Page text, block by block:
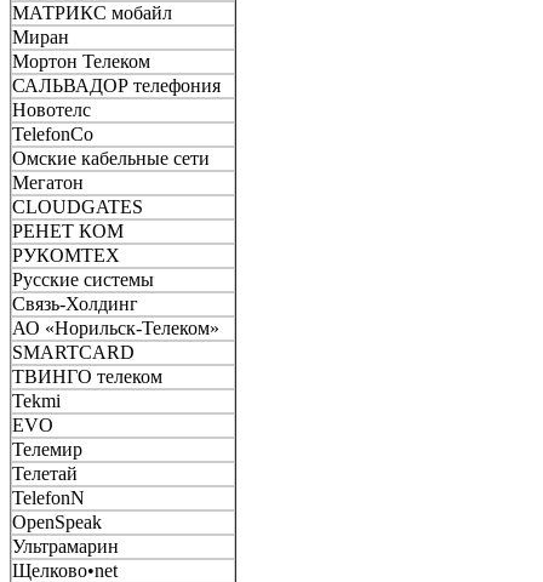
МАТРИКС мобайл
Миран
Мортон Телеком
САЛЬВАДОР телефония
Новотелс
TelefonCo
Омские кабельные сети
Мегатон
CLOUDGATES
РЕНЕТ КОМ
РУКОМТЕХ
Русские системы
Связь-Холдинг
АО «Норильск-Телеком»
SMARTCARD
ТВИНГО телеком
Tekmi
EVO
Телемир
Телетай
TelefonN
OpenSpeak
Ультрамарин
Щелково•net